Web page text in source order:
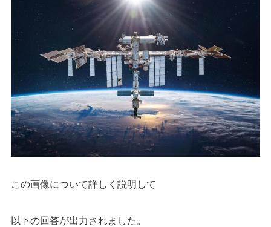
この画像について詳しく説明して
以下の回答が出力されました。